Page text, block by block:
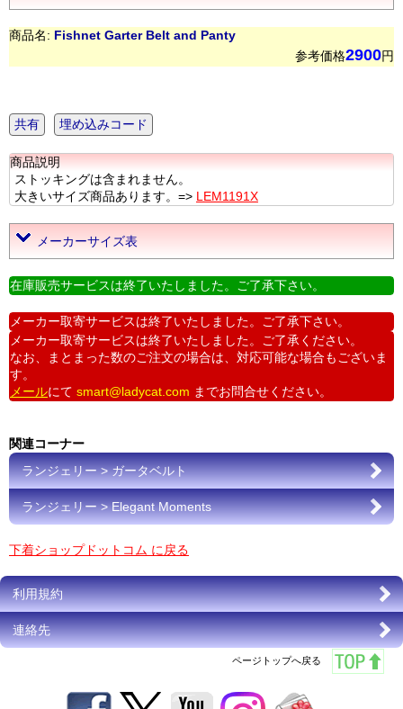
商品名: Fishnet Garter Belt and Panty
参考価格2900円
共有 埋め込みコード
商品説明
ストッキングは含まれません。
大きいサイズ商品あります。=> LEM1191X
メーカーサイズ表
在庫販売サービスは終了いたしました。ご了承下さい。
メーカー取寄サービスは終了いたしました。ご了承下さい。
メーカー取寄サービスは終了いたしました。ご了承ください。
なお、まとまった数のご注文の場合は、対応可能な場合もございま
す。
メールにて smart@ladycat.com までお問合せください。
関連コーナー
ランジェリー > ガータベルト
ランジェリー > Elegant Moments
下着ショップドットコム に戻る
利用規約
連絡先
ページトップへ戻る